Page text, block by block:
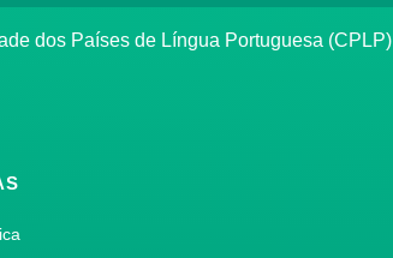
dos Países de Língua Portuguesa (CPLP)